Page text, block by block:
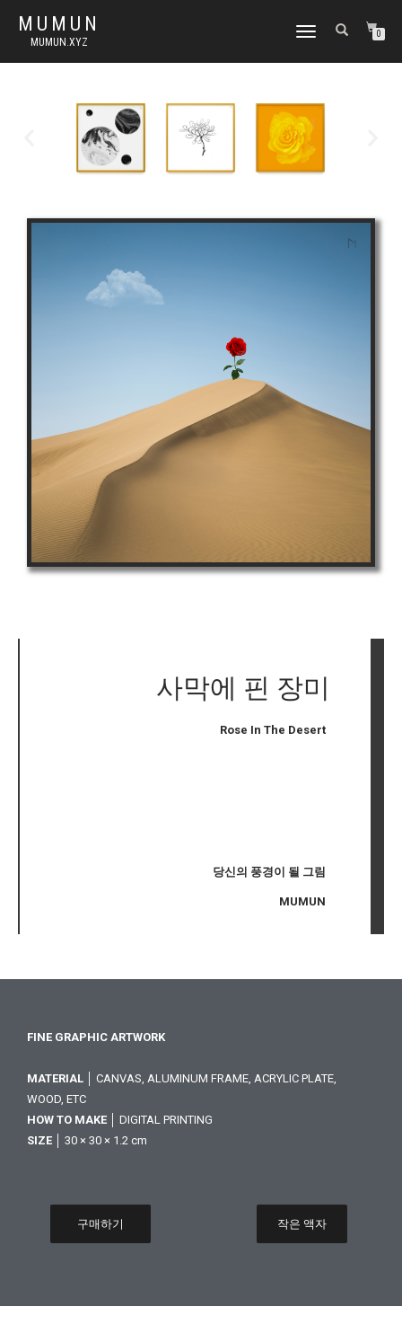
MUMUN
MUMUN.XYZ
토
내
게
이
션
0
사막에 핀 장미
Rose In The Desert
당신의 풍경이 될 그림
MUMUN
FINE GRAPHIC ARTWORK
MATERIAL │ CANVAS, ALUMINUM FRAME, ACRYLIC PLATE,
WOOD, ETC
HOW TO MAKE │ DIGITAL PRINTING
SIZE │ 30 × 30 × 1.2 cm
구매하기 작은 액자